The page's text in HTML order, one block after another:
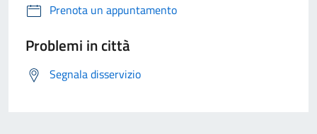
Prenota un appuntamento
Problemi in città
Segnala disservizio